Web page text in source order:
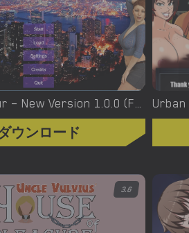
Urban Voyeur – New Version 1.0.0 (Full Game) [Cesar Games]
ウンロード
3.6